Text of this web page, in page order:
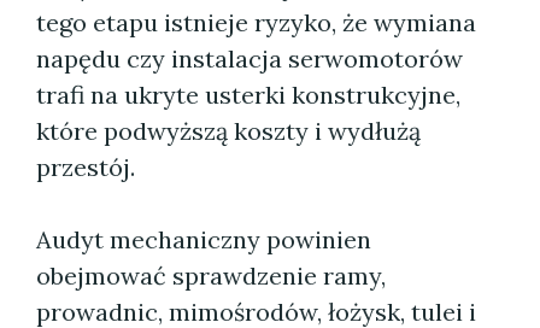
tego etapu istnieje ryzyko, że wymiana
napędu czy instalacja serwomotorów
trafi na ukryte usterki konstrukcyjne,
które podwyższą koszty i wydłużą
przestój.
Audyt mechaniczny powinien
obejmować sprawdzenie ramy,
prowadnic, mimośrodów, łożysk, tulei i